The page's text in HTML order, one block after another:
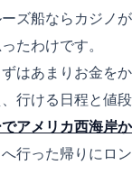
ズ船ならカジノが
たわけです。
はあまりお金をか
行ける日程と値段
アメリカ西海岸か
行った帰りにロン